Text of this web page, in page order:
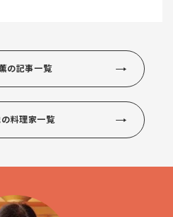
の記事一覧
料理家一覧